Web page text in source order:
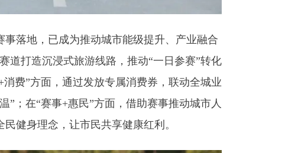
落地，已成为推动城市能级提升、产业融合
道打造沉浸式旅游线路，推动“一日参赛”转化
费”方面，通过发放专属消费券，联动全城业
”；在“赛事+惠民”方面，借助赛事推动城市人
健身理念，让市民共享健康红利。